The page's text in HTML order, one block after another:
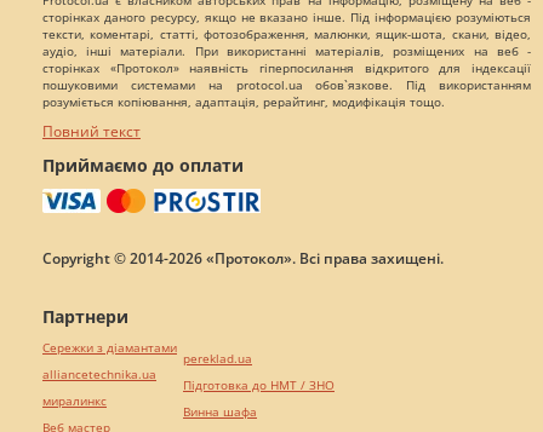
сторінках даного ресурсу, якщо не вказано інше. Під інформацією розуміються
тексти, коментарі, статті, фотозображення, малюнки, ящик-шота, скани, відео,
аудіо, інші матеріали. При використанні матеріалів, розміщених на веб -
сторінках «Протокол» наявність гіперпосилання відкритого для індексації
пошуковими системами на protocol.ua обов`язкове. Під використанням
розуміється копіювання, адаптація, рерайтинг, модифікація тощо.
Повний текст
Приймаємо до оплати
Copyright © 2014-2026 «Протокол». Всі права захищені.
Партнери
Сережки з діамантами
alliancetechnika.ua
миралинкс
Веб мастер
pereklad.ua
Підготовка до НМТ / ЗНО
Винна шафа